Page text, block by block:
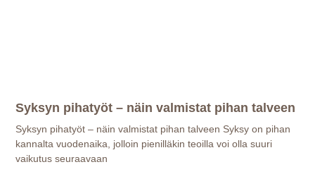
Syksyn pihatyöt – näin valmistat pihan talveen
Syksyn pihatyöt – näin valmistat pihan talveen Syksy on pihan
kannalta vuodenaika, jolloin pienilläkin teoilla voi olla suuri
vaikutus seuraavaan